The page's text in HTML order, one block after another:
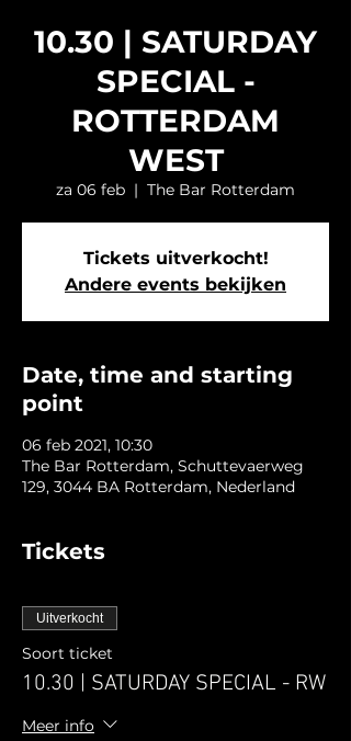
10.30 | SATURDAY
SPECIAL -
ROTTERDAM
WEST
za 06 feb
  |
The Bar Rotterdam
Tickets uitverkocht!
Andere events bekijken
Date, time and starting
point
06 feb 2021, 10:30
The Bar Rotterdam, Schuttevaerweg
129, 3044 BA Rotterdam, Nederland
Tickets
Uitverkocht
Soort ticket
10.30 | SATURDAY SPECIAL - RW
Meer info